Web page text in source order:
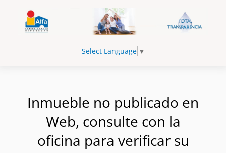
Select Language ▼
Inmueble no publicado en
Web, consulte con la
oficina para verificar su